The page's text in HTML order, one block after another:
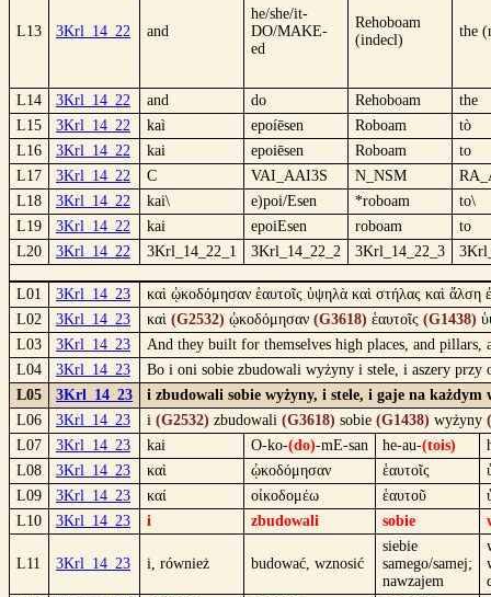
L13 3Krl_14_22 and
he/she/it-
DO/MAKE-
ed
Rehoboam
(indecl)
the
L14 3Krl_14_22 and do Rehoboam
the
L15
3Krl_14_22 kaì epoíēsen Roboam
tò
L16
3Krl_14_22 kai epoiēsen Roboam
to
L17
3Krl_14_22 C VAI_AAI3S N_NSM
L18
3Krl_14_22 kai\ e)poi/Esen *roboam
to\
L19
3Krl_14_22 kai epoiEsen roboam
to
L20
3Krl_14_22 3Krl_14_22_1 3Krl_14_22_2 3Krl_14_22_3
L01 3Krl_14_23
καὶ ᾠκοδόμησαν ἑαυτοῖς ὑψηλὰ καὶ στήλας καὶ ἄλση
L02
3Krl_14_23 καὶ (G2532) ᾠκοδόμησαν (G3618) ἑαυτοῖς (G1438)
L03
3Krl_14_23
And they built for themselves high places, and
L04
3Krl_14_23
Bo i oni sobie zbudowali wyżyny i stele, i aszery przy
L05
3Krl_14_23
i zbudowali sobie wyżyny, i stele, i gaje na
L06
3Krl_14_23 i (G2532) zbudowali (G3618) sobie (G1438) wyżyny
L07
3Krl_14_23 kai O-ko-(do)-mE-san he-au-(tois)
L08
3Krl_14_23 καὶ ᾠκοδόμησαν ἑαυτοῖς
L09
3Krl_14_23 καί οἰκοδομέω ἑαυτοῦ
L10
3Krl_14_23 i zbudowali sobie
L11 3Krl_14_23 i, również budować, wznosić
siebie
samego/samej;
nawzajem